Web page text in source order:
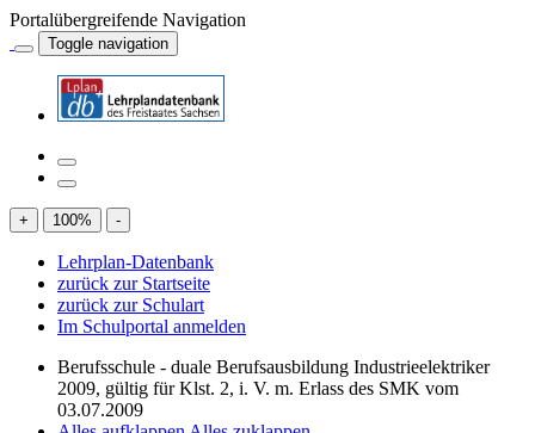
Portalübergreifende Navigation
Toggle navigation
+ 100% -
Lehrplan-Datenbank
zurück zur Startseite
zurück zur Schulart
Im Schulportal anmelden
Berufsschule - duale Berufsausbildung Industrieelektriker
2009, gültig für Klst. 2, i. V. m. Erlass des SMK vom
03.07.2009